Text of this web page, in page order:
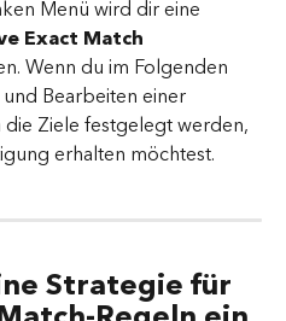
Menü wird dir eine
Exact Match
Wenn du im Folgenden
Bearbeiten einer
Ziele festgelegt werden,
erhalten möchtest.
Strategie für